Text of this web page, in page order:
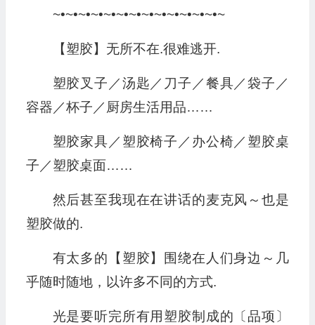
~•~•~•~•~•~•~•~•~•~•~•~•~•~
【塑胶】无所不在.很难逃开.
塑胶叉子／汤匙／刀子／餐具／袋子／
容器／杯子／厨房生活用品……
塑胶家具／塑胶椅子／办公椅／塑胶桌
子／塑胶桌面……
然后甚至我现在在讲话的麦克风～也是
塑胶做的.
有太多的【塑胶】围绕在人们身边～几
乎随时随地，以许多不同的方式.
光是要听完所有用塑胶制成的〔品项〕